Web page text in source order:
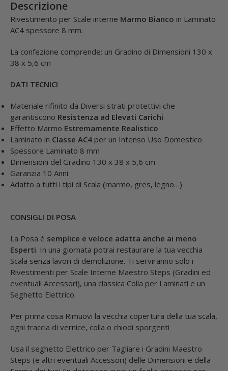
Descrizione
Rivestimento per Scale interne Marmo Bianco in Laminato
AC4 spessore 8 mm.
La confezione comprende: un Gradino di Dimensioni 130 x
38 x 5,6 cm
DATI TECNICI
Materiale rifinito da Diversi strati protettivi che
garantiscono Resistenza ad Elevati Carichi
Effetto Marmo Estremamente Realistico
Laminato in Classe AC4 per un Intenso Uso Domestico
Spessore Laminato 8 mm
Dimensioni del Gradino 130 x 38 x 5,6 cm
Garanzia 10 Anni
Adatto a tutti i tipi di Scala (marmo, gres, legno…)
CONSIGLI DI POSA
La Posa è semplice e veloce adatta anche ai meno
Esperti. In una giornata potrai restaurare la tua vecchia
Scala senza lavori di demolizione. Ti serviranno solo i
Rivestimenti per Scale Interne Maestro Steps (Gradini ed
eventuali Accessori), una classica Colla per Laminati e un
Seghetto Elettrico.
Per prima cosa Rimuovi la vecchia copertura della tua scala,
ogni traccia di vernice, colla o chiodi sporgenti
Usa il seghetto Elettrico per Tagliare i Gradini Maestro
Steps (e altri eventuali Accessori) delle Dimensioni e della